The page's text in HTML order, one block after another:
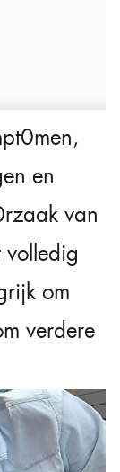
en
van
om
verdere